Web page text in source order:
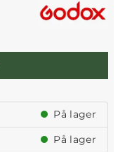
På lager
På lager